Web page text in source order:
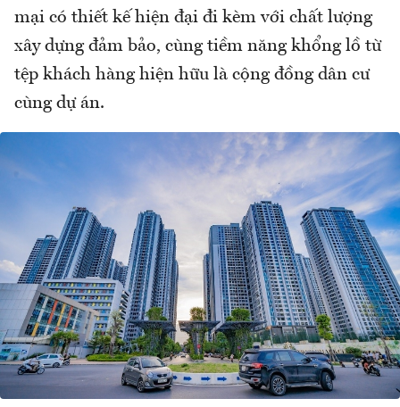
mại có thiết kế hiện đại đi kèm với chất lượng
xây dựng đảm bảo, cùng tiềm năng khổng lồ từ
tệp khách hàng hiện hữu là cộng đồng dân cư
cùng dự án.